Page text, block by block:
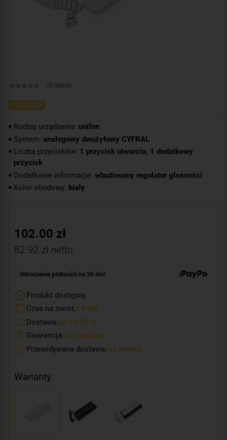
(0 opinii)
POLECAMY
Rodzaj urządzenia: unifon
System: analogowy dwużyłowy CYFRAL
Liczba przycisków: 1 przycisk otwarcia, 1 dodatkowy
przycisk
Dodatkowe informacje: wbudowany regulator głośności
Kolor obudowy: biały
102.00 zł
82.92 zł netto
Odroczenie płatności na 30 dni!
Produkt dostępny
Czas na zwrot:14 dni
Dostawa:od 13.00 zł
Gwarancja:24 miesiące
Przewidywana dostawa:we wtorek
Warianty